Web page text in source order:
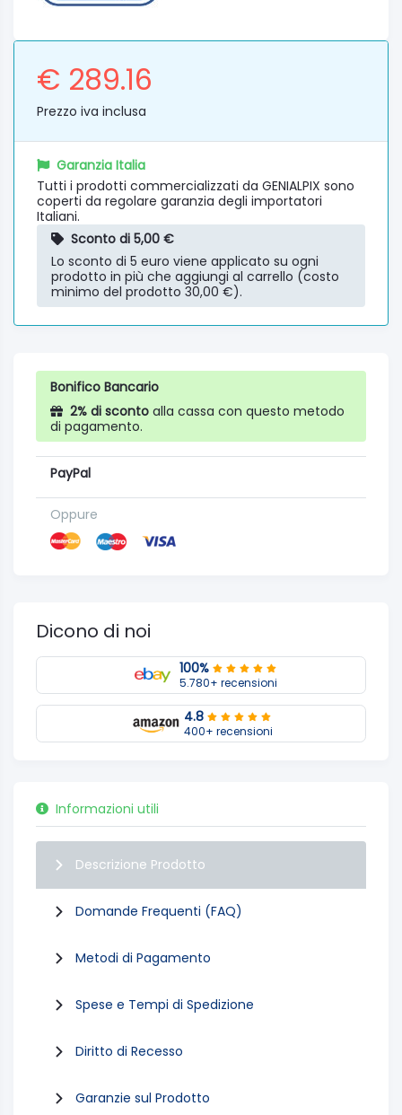
€ 289.16
Prezzo iva inclusa
Garanzia Italia
Tutti i prodotti commercializzati da GENIALPIX sono
coperti da regolare garanzia degli importatori
Italiani.
Sconto di 5,00 €
Lo sconto di 5 euro viene applicato su ogni
prodotto in più che aggiungi al carrello (costo
minimo del prodotto 30,00 €).
Bonifico Bancario
2% di sconto alla cassa con questo metodo
di pagamento.
PayPal
Oppure
Dicono di noi
100%
5.780+ recensioni
4.8
400+ recensioni
Informazioni utili
Descrizione Prodotto
Domande Frequenti (FAQ)
Metodi di Pagamento
Spese e Tempi di Spedizione
Diritto di Recesso
Garanzie sul Prodotto